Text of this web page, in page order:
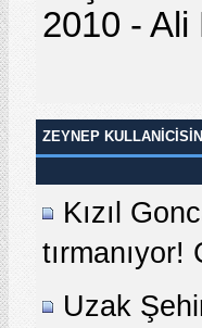
2010 -
ZEYNEP
Kızıl
tırmanıyor!
Uzak